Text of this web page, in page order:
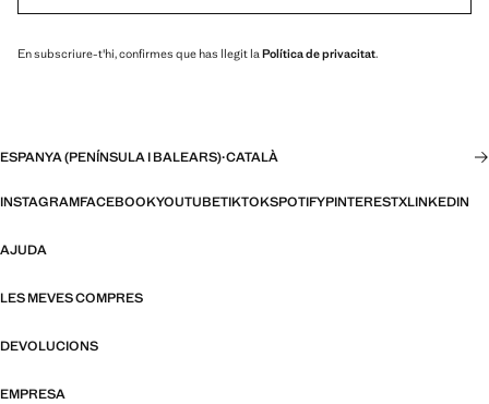
En subscriure-t'hi, confirmes que has llegit la Política de privacitat.
ESPANYA (PENÍNSULA I BALEARS)·CATALÀ
INSTAGRAMFACEBOOKYOUTUBETIKTOKSPOTIFYPINTERESTXLINKEDIN
AJUDA
LES MEVES COMPRES
DEVOLUCIONS
EMPRESA